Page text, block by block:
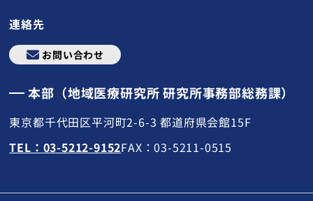
連絡先
お問い合わせ
本部（地域医療研究所 研究所事務部総務課）
東京都千代田区平河町2-6-3 都道府県会館15F
TEL：03-5212-9152FAX：03-5211-0515